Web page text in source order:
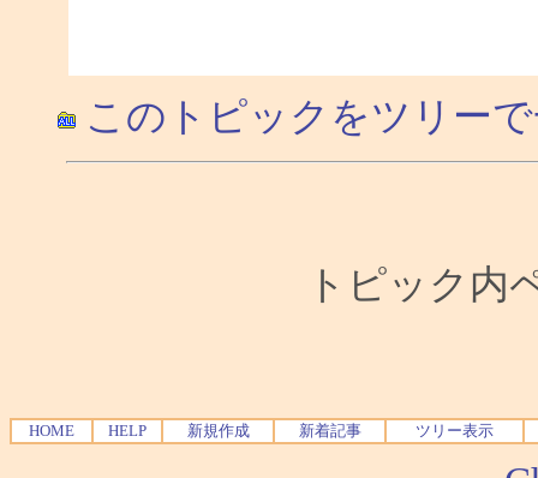
このトピックをツリー
トピック内
HOME HELP 新規作成 新着記事 ツリー表示